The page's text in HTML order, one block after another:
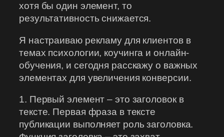
хотя бы один элемент, то
результативность снижается.
Я настраиваю рекламу для клиентов в
темах психологии, коучинга и онлайн-
обучения, и сегодня расскажу о важных
элементах для увеличения конверсии.
1. Первый элемент – это заголовок в
тексте. Первая фраза в тексте
публикации выполняет роль заголовка.